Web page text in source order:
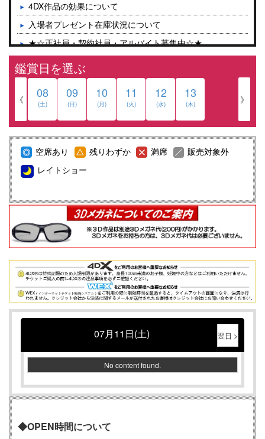
4DX作品の効果について
入場者プレゼント在庫状況について
★☆正社員・契約社員・アルバイト募集中☆★
入場ゲートに伴うグッズ売り場、有人カウンターのご案内
2025/7/15(火)より入場ゲート導入について
コンセッション ドリンクセルフサービス化について
映画館のマナーについて
【重要】WEXにてチケット購入を予定されているお客様
へ
WEXチケット購入手順
WEXご購入メールが届かない件について
当劇場内での料金のお支払い方法について
レイトショーをご鑑賞予定のお客様へ
【重要】4DX初体験の方は必ずこちらのページをお読みく
ださい
鑑賞日を選ぶ
《 08
(土)
09
(日)
10
(月)
11
(火)
12
(水)
13
(木) 》
空席あり 残りわずか 満席
販売対象外
レイトショー
07月11日(土) 翌日 >
No content found.
◆OPEN時間について